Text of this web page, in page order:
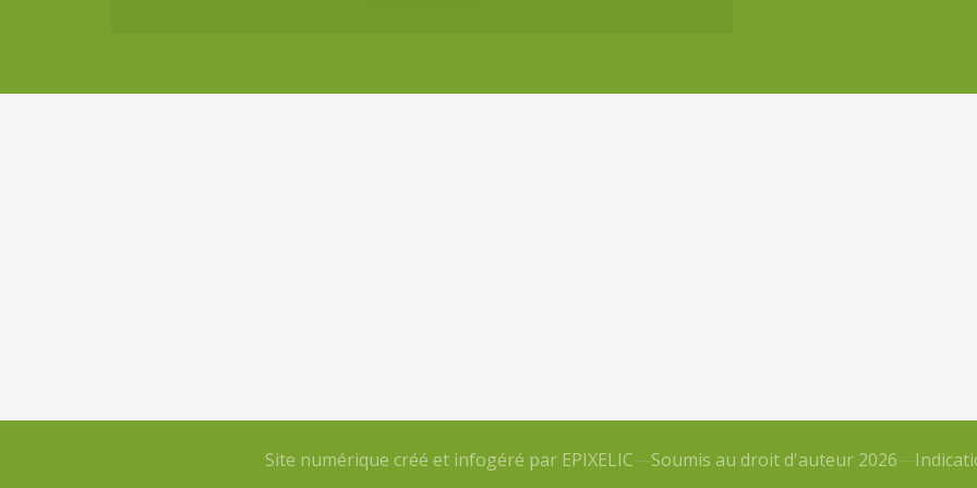
Site numérique créé et infogéré par EPIXELIC—Soumis au droit d'auteur 2026—